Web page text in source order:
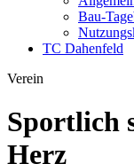
Bau-
TC Dahenfeld
Verein
Sportlich
Herz